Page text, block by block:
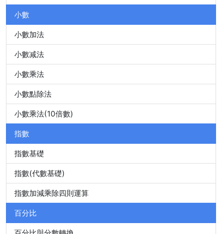
小數
小數加法
小數减法
小數乘法
小數點除法
小數乘法(10倍數)
指數
指數基礎
指數(代數基礎)
指數加減乘除四則運算
百分比